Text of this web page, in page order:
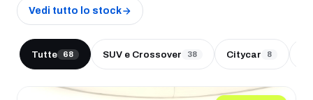
Vedi tutto lo stock
Tutte 68 SUV e Crossover 38 Citycar 8